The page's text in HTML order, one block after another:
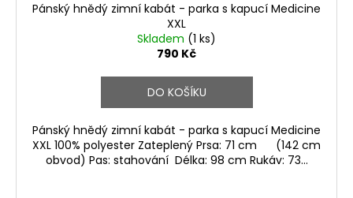
Pánský hnědý zimní kabát - parka s kapucí Medicine
XXL
Skladem (1 ks)
790 Kč
DO KOŠÍKU
Pánský hnědý zimní kabát - parka s kapucí Medicine
XXL 100% polyester Zateplený Prsa: 71 cm (142 cm
obvod) Pas: stahování Délka: 98 cm Rukáv: 73...